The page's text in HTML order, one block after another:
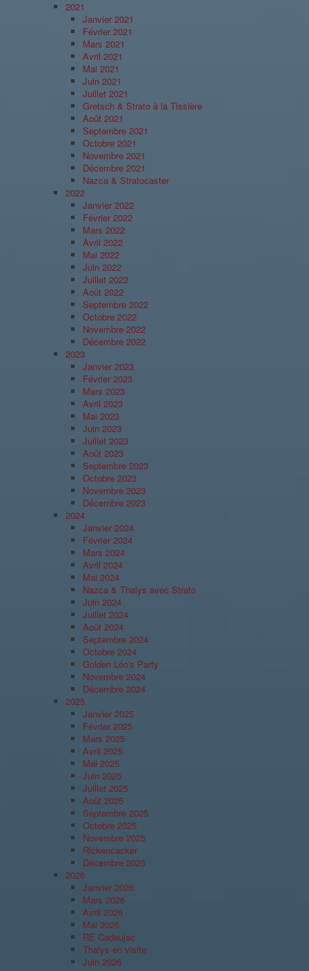
2021
Janvier 2021
Février 2021
Mars 2021
Avril 2021
Mai 2021
Juin 2021
Juillet 2021
Gretsch & Strato à la Tissière
Août 2021
Septembre 2021
Octobre 2021
Novembre 2021
Décembre 2021
Nazca & Stratocaster
2022
Janvier 2022
Février 2022
Mars 2022
Avril 2022
Mai 2022
Juin 2022
Juillet 2022
Août 2022
Septembre 2022
Octobre 2022
Novembre 2022
Décembre 2022
2023
Janvier 2023
Février 2023
Mars 2023
Avril 2023
Mai 2023
Juin 2023
Juillet 2023
Août 2023
Septembre 2023
Octobre 2023
Novembre 2023
Décembre 2023
2024
Janvier 2024
Février 2024
Mars 2024
Avril 2024
Mai 2024
Nazca & Thalys avec Strato
Juin 2024
Juillet 2024
Août 2024
Septembre 2024
Octobre 2024
Golden Léo's Party
Novembre 2024
Décembre 2024
2025
Janvier 2025
Février 2025
Mars 2025
Avril 2025
Mai 2025
Juin 2025
Juillet 2025
Août 2025
Septembre 2025
Octobre 2025
Novembre 2025
Rickencacker
Décembre 2025
2026
Janvier 2026
Mars 2026
Avril 2026
Mai 2026
RE Cadaujac
Thalys en visite
Juin 2026